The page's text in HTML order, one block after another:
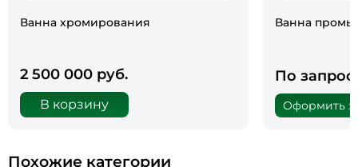
Ванна хромирования
2 500 000 руб.
В корзину
Ванна
По
Оформить
Похожие категории